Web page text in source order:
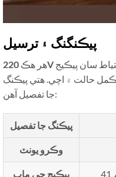
پيڪنگنگ ۽ ترسيل
هر هڪ
سان پيڪيج
مڪمل حالت ۾ اچي. هتي پيڪنگ
جا تفصيل آهن:
پيڪنگ جا تفصيل
وڪرو يونٽ
پيڪيج جي ماپ